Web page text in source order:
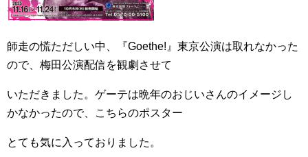
師走の慌ただしい中、『Goethe!』東京公演は取れなかった
ので、梅田公演配信を観劇させて
いただきました。ゲーテは晩年のおじいさんのイメージし
かなかったので、こちらのポスター
とても気に入っておりました。